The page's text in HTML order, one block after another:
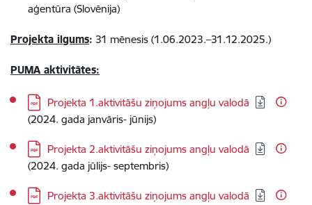
aģentūra (Slovēnija)
Projekta ilgums: 31 mēnesis (1.06.2023.–31.12.2025.)
PUMA aktivitātes:
Lejupielādēt:
Projekta 1.aktivitāšu ziņojums angļu valodā
(2024. gada janvāris- jūnijs)
Lejupielādēt:
Projekta 2.aktivitāšu ziņojums angļu valodā
(2024. gada jūlijs- septembris)
Lejupielādēt:
Projekta 3.aktivitāšu ziņojums angļu valodā